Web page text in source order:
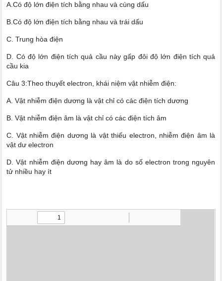
A.Có độ lớn điện tích bằng nhau và cùng dấu
B.Có độ lớn điện tích bằng nhau và trái dấu
C. Trung hòa điện
D. Có độ lớn điện tích quả cầu này gấp đôi độ lớn điện tích quả
cầu kia
Câu 3:Theo thuyết electron, khái niệm vật nhiễm điện:
A. Vật nhiễm điện dương là vật chỉ có các điện tích dương
B. Vật nhiễm điện âm là vật chỉ có các điện tích âm
C. Vật nhiễm điện dương là vật thiếu electron, nhiễm điện âm là
vật dư electron
D. Vật nhiễm điện dương hay âm là do số electron trong nguyên
tử nhiều hay ít